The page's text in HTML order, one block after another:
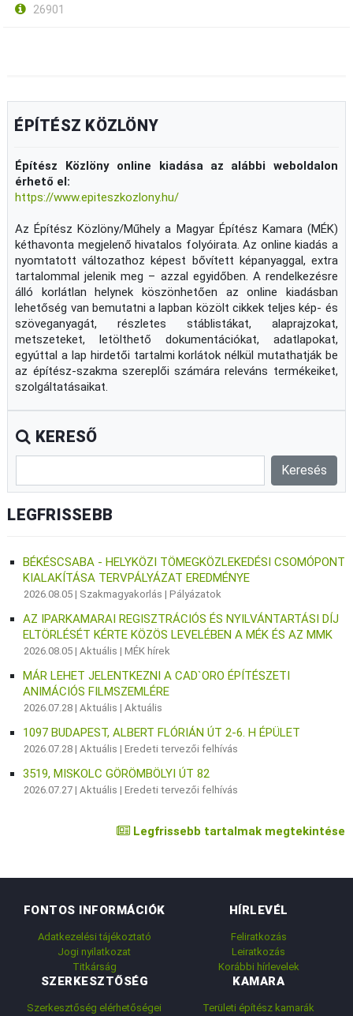
26901
ÉPÍTÉSZ KÖZLÖNY
Építész Közlöny online kiadása az alábbi weboldalon
érhető el:
https://www.epiteszkozlony.hu/
Az Építész Közlöny/Műhely a Magyar Építész Kamara (MÉK)
kéthavonta megjelenő hivatalos folyóirata. Az online kiadás a
nyomtatott változathoz képest bővített képanyaggal, extra
tartalommal jelenik meg – azzal egyidőben. A rendelkezésre
álló korlátlan helynek köszönhetően az online kiadásban
lehetőség van bemutatni a lapban közölt cikkek teljes kép- és
szöveganyagát, részletes stáblistákat, alaprajzokat,
metszeteket, letölthető dokumentációkat, adatlapokat,
egyúttal a lap hirdetői tartalmi korlátok nélkül mutathatják be
az építész-szakma szereplői számára releváns termékeiket,
szolgáltatásaikat.
KERESŐ
LEGFRISSEBB
BÉKÉSCSABA - HELYKÖZI TÖMEGKÖZLEKEDÉSI CSOMÓPONT
KIALAKÍTÁSA TERVPÁLYÁZAT EREDMÉNYE
2026.08.05 | Szakmagyakorlás |Pályázatok
AZ IPARKAMARAI REGISZTRÁCIÓS ÉS NYILVÁNTARTÁSI DÍJ
ELTÖRLÉSÉT KÉRTE KÖZÖS LEVELÉBEN A MÉK ÉS AZ MMK
2026.08.05 |Aktuális |MÉK hírek
MÁR LEHET JELENTKEZNI A CAD`ORO ÉPÍTÉSZETI
ANIMÁCIÓS FILMSZEMLÉRE
2026.07.28 |Aktuális |Aktuális
1097 BUDAPEST, ALBERT FLÓRIÁN ÚT 2-6. H ÉPÜLET
2026.07.28 |Aktuális |Eredeti tervezői felhívás
3519, MISKOLC GÖRÖMBÖLYI ÚT 82
2026.07.27 |Aktuális |Eredeti tervezői felhívás
Legfrissebb tartalmak megtekintése
FONTOS INFORMÁCIÓK
Adatkezelési tájékoztató
Jogi nyilatkozat
Titkárság
HÍRLEVÉL
Feliratkozás
Leiratkozás
Korábbi hírlevelek
SZERKESZTŐSÉG
Szerkesztőség elérhetőségei
KAMARA
Területi építész kamarák